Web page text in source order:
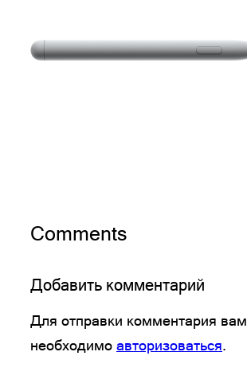
Comments
Добавить комментарий
Для отправки комментария вам
необходимо авторизоваться.